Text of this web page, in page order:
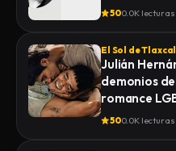
500.0K lecturas
El Sol de
Julián
demonios
romance
500.0K lecturas